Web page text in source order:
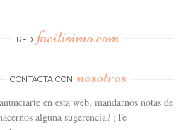
RED facilisimo.com
CONTACTA CON nosotros
en esta web, mandarnos notas de
alguna sugerencia? ¡Te